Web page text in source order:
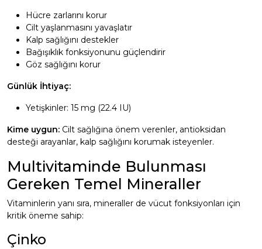
Hücre zarlarını korur
Cilt yaşlanmasını yavaşlatır
Kalp sağlığını destekler
Bağışıklık fonksiyonunu güçlendirir
Göz sağlığını korur
Günlük İhtiyaç:
Yetişkinler: 15 mg (22.4 IU)
Kime uygun: Cilt sağlığına önem verenler, antioksidan
desteği arayanlar, kalp sağlığını korumak isteyenler.
Multivitaminde Bulunması
Gereken Temel Mineraller
Vitaminlerin yanı sıra, mineraller de vücut fonksiyonları için
kritik öneme sahip:
Çinko